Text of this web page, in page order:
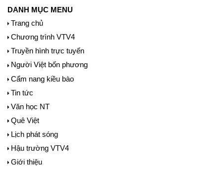
DANH MỤC MENU
Trang chủ
Chương trình VTV4
Truyền hình trực tuyến
Người Việt bốn phương
Cẩm nang kiều bào
Tin tức
Văn học NT
Quê Việt
Lịch phát sóng
Hậu trường VTV4
Giới thiệu